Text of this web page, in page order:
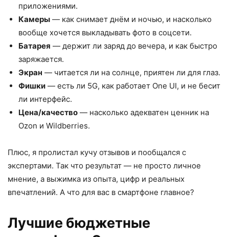
приложениями.
Камеры — как снимает днём и ночью, и насколько
вообще хочется выкладывать фото в соцсети.
Батарея — держит ли заряд до вечера, и как быстро
заряжается.
Экран — читается ли на солнце, приятен ли для глаз.
Фишки — есть ли 5G, как работает One UI, и не бесит
ли интерфейс.
Цена/качество — насколько адекватен ценник на
Ozon и Wildberries.
Плюс, я пролистал кучу отзывов и пообщался с
экспертами. Так что результат — не просто личное
мнение, а выжимка из опыта, цифр и реальных
впечатлений. А что для вас в смартфоне главное?
Лучшие бюджетные